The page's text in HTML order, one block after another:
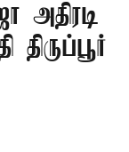
அதிரடி